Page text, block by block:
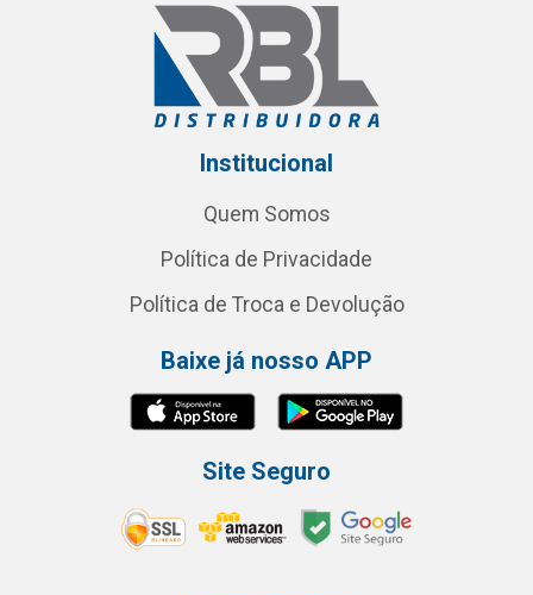
Institucional
Quem Somos
Política de Privacidade
Política de Troca e Devolução
Baixe já nosso APP
Site Seguro